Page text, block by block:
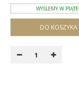
WYŚLEMY W
DO KOSZYKA